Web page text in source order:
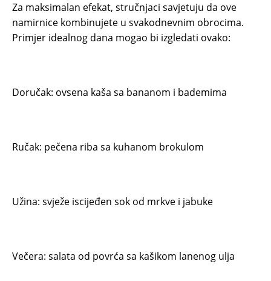
Za maksimalan efekat, stručnjaci savjetuju da ove
namirnice kombinujete u svakodnevnim obrocima.
Primjer idealnog dana mogao bi izgledati ovako:
Doručak: ovsena kaša sa bananom i bademima
Ručak: pečena riba sa kuhanom brokulom
Užina: svježe iscijeđen sok od mrkve i jabuke
Večera: salata od povrća sa kašikom lanenog ulja